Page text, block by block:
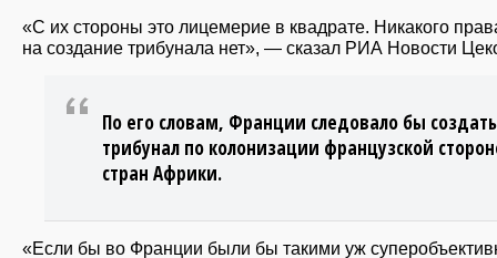
«С их стороны это лицемерие в квадрате. Никакого
на создание трибунала нет», — сказал РИА Новости
По его словам, Франции следовало бы создать
трибунал по колонизации французской
стран Африки.
«Если бы во Франции были бы такими уж